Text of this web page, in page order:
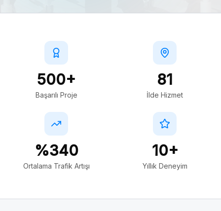
500+
Başarılı Proje
81
İlde Hizmet
%340
Ortalama Trafik Artışı
10+
Yıllık Deneyim